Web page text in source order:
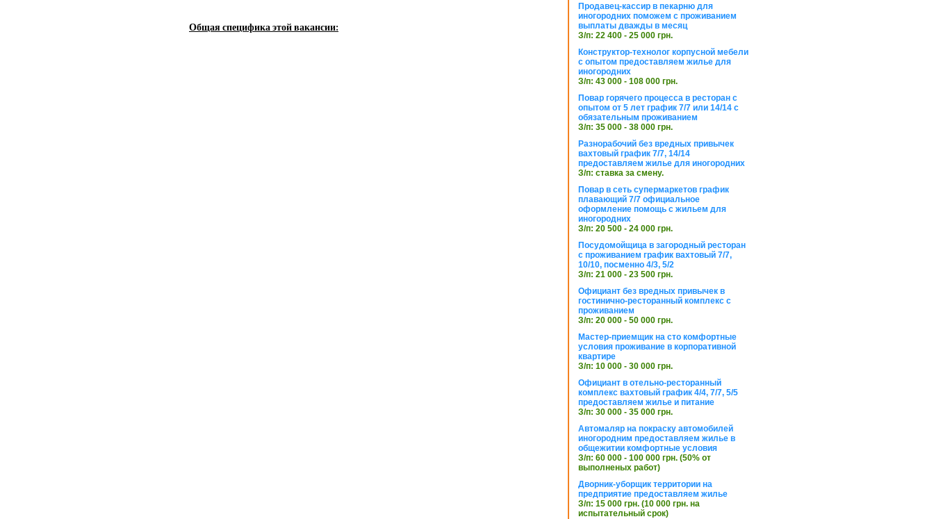
Общая специфика этой вакансии:
Продавец-кассир в пекарню для
иногородних поможем с проживанием
выплаты дважды в месяц
З/п: 22 400 - 25 000 грн.
Конструктор-технолог корпусной мебели
с опытом предоставляем жилье для
иногородних
З/п: 43 000 - 108 000 грн.
Повар горячего процесса в ресторан с
опытом от 5 лет график 7/7 или 14/14 с
обязательным проживанием
З/п: 35 000 - 38 000 грн.
Разнорабочий без вредных привычек
вахтовый график 7/7, 14/14
предоставляем жилье для иногородних
З/п: ставка за смену.
Повар в сеть супермаркетов график
плавающий 7/7 официальное
оформление помощь с жильем для
иногородних
З/п: 20 500 - 24 000 грн.
Посудомойщица в загородный ресторан
с проживанием график вахтовый 7/7,
10/10, посменно 4/3, 5/2
З/п: 21 000 - 23 500 грн.
Официант без вредных привычек в
гостинично-ресторанный комплекс с
проживанием
З/п: 20 000 - 50 000 грн.
Мастер-приемщик на сто комфортные
условия проживание в корпоративной
квартире
З/п: 10 000 - 30 000 грн.
Официант в отельно-ресторанный
комплекс вахтовый график 4/4, 7/7, 5/5
предоставляем жилье и питание
З/п: 30 000 - 35 000 грн.
Автомаляр на покраску автомобилей
иногородним предоставляем жилье в
общежитии комфортные условия
З/п: 60 000 - 100 000 грн. (50% от
выполненых работ)
Дворник-уборщик территории на
предприятие предоставляем жилье
З/п: 15 000 грн. (10 000 грн. на
испытательный срок)